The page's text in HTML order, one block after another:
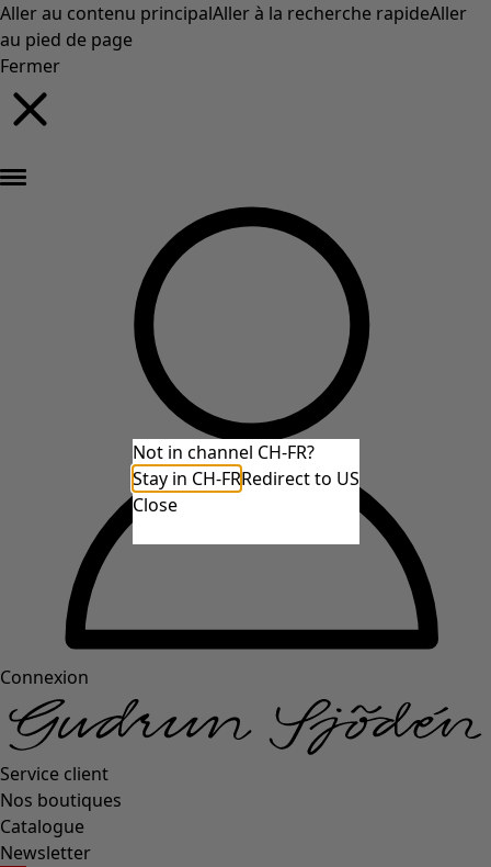
Aller au contenu principalAller à la recherche rapideAller
au pied de page
Fermer
Connexion
Service client
Nos boutiques
Catalogue
Newsletter
Not in channel CH-FR?
Stay in CH-FRRedirect to US
Close